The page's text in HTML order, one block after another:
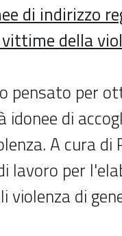
di indirizzo
della
pensato per
di
A cura di
lavoro per
violenza di